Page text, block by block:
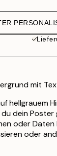
mit
hellgrauem
dein
oder
oder